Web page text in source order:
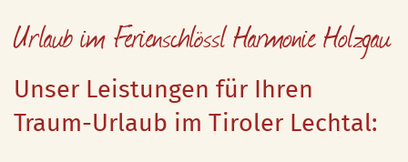
Urlaub im Ferienschlössl Harmonie Holzgau
Unser Leistungen für Ihren
Traum-Urlaub im Tiroler Lechtal: